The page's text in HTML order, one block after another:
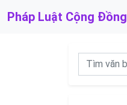
Pháp Luật Cộng Đồng